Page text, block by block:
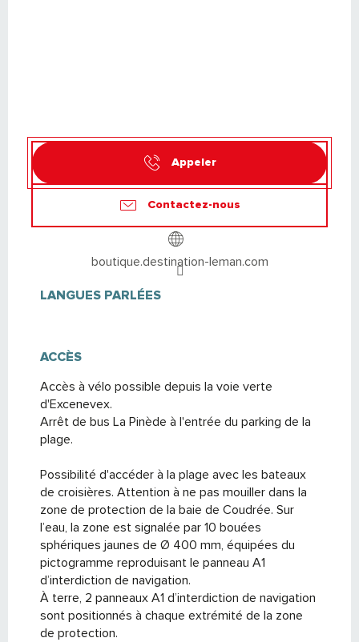
Appeler
Contactez-nous
boutique.destination-leman.com
LANGUES PARLÉES
LANGUES PARLÉES
ACCÈS
ACCÈS
Accès à vélo possible depuis la voie verte
d'Excenevex.
Arrêt de bus La Pinède à l'entrée du parking de la
plage.
Possibilité d'accéder à la plage avec les bateaux
de croisières. Attention à ne pas mouiller dans la
zone de protection de la baie de Coudrée. Sur
l’eau, la zone est signalée par 10 bouées
sphériques jaunes de Ø 400 mm, équipées du
pictogramme reproduisant le panneau A1
d’interdiction de navigation.
À terre, 2 panneaux A1 d’interdiction de navigation
sont positionnés à chaque extrémité de la zone
de protection.